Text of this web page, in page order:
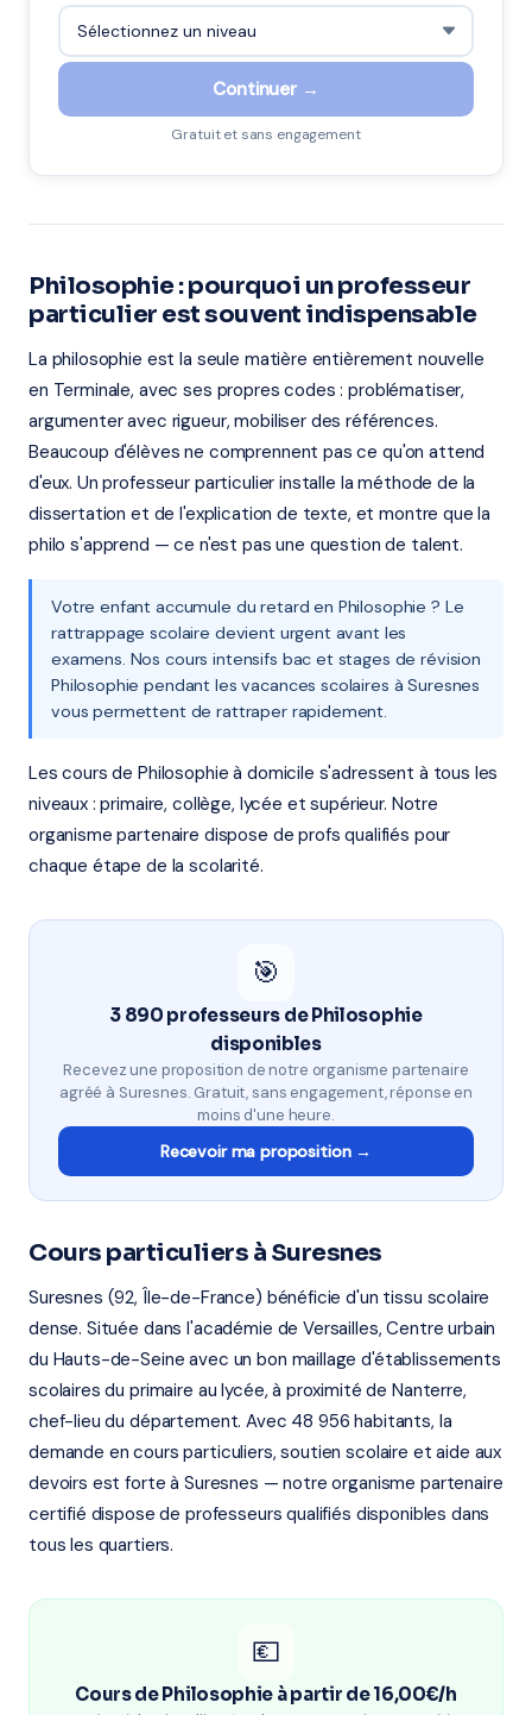
Continuer →
Gratuit et sans engagement
Philosophie : pourquoi un professeur
particulier est souvent indispensable
La philosophie est la seule matière entièrement nouvelle
en Terminale, avec ses propres codes : problématiser,
argumenter avec rigueur, mobiliser des références.
Beaucoup d'élèves ne comprennent pas ce qu'on attend
d'eux. Un professeur particulier installe la méthode de la
dissertation et de l'explication de texte, et montre que la
philo s'apprend — ce n'est pas une question de talent.
Votre enfant accumule du retard en Philosophie ? Le
rattrappage scolaire devient urgent avant les
examens. Nos cours intensifs bac et stages de révision
Philosophie pendant les vacances scolaires à Suresnes
vous permettent de rattraper rapidement.
Les cours de Philosophie à domicile s'adressent à tous les
niveaux : primaire, collège, lycée et supérieur. Notre
organisme partenaire dispose de profs qualifiés pour
chaque étape de la scolarité.
🎯
3 890 professeurs de Philosophie
disponibles
Recevez une proposition de notre organisme partenaire
agréé à Suresnes. Gratuit, sans engagement, réponse en
moins d'une heure.
Recevoir ma proposition →
Cours particuliers à Suresnes
Suresnes (92, Île-de-France) bénéficie d'un tissu scolaire
dense. Située dans l'académie de Versailles, Centre urbain
du Hauts-de-Seine avec un bon maillage d'établissements
scolaires du primaire au lycée, à proximité de Nanterre,
chef-lieu du département. Avec 48 956 habitants, la
demande en cours particuliers, soutien scolaire et aide aux
devoirs est forte à Suresnes — notre organisme partenaire
certifié dispose de professeurs qualifiés disponibles dans
tous les quartiers.
💶
Cours de Philosophie à partir de 16,00€/h